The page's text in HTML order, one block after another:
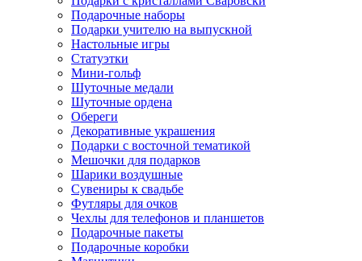
Подарочные наборы
Подарки учителю на выпускной
Настольные игры
Статуэтки
Мини-гольф
Шуточные медали
Шуточные ордена
Обереги
Декоративные украшения
Подарки с восточной тематикой
Мешочки для подарков
Шарики воздушные
Сувениры к свадьбе
Футляры для очков
Чехлы для телефонов и планшетов
Подарочные пакеты
Подарочные коробки